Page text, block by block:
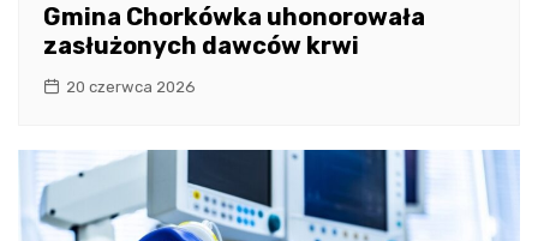
Gmina Chorkówka uhonorowała
zasłużonych dawców krwi
20 czerwca 2026